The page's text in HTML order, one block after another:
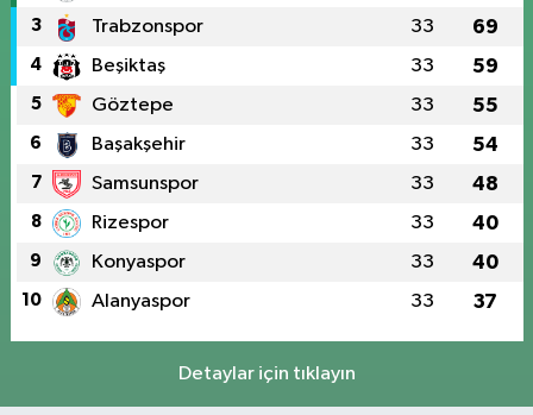
3 Trabzonspor 33 69
4 Beşiktaş 33 59
5 Göztepe 33 55
6 Başakşehir 33 54
7 Samsunspor 33 48
8 Rizespor 33 40
9 Konyaspor 33 40
10 Alanyaspor 33 37
Detaylar için tıklayın